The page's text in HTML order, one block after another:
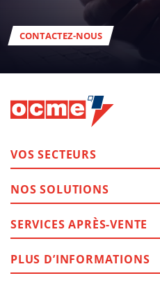
CONTACTEZ-NOUS
VOS SECTEURS
NOS SOLUTIONS
SERVICES APRÈS-VENTE
PLUS D’INFORMATIONS